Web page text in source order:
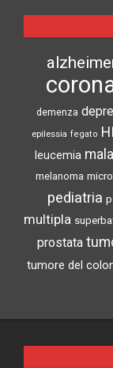
demenza
epilessia fegato
leucemia
melanoma
pediatria
multipla
prostata
tumore del